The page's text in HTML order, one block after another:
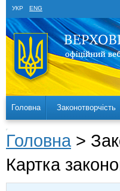
УКР ENG
Головна Законотворчість
Головна >
Картка